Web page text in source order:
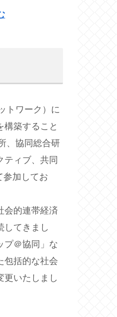
トワーク）に
築すること
、協同総合研
ティブ、共同
参加してお
会的連帯経済
してきまし
プ＠協同」な
包括的な社会
更いたしまし